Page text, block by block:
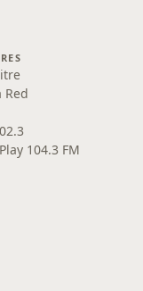
Red
104.3 FM